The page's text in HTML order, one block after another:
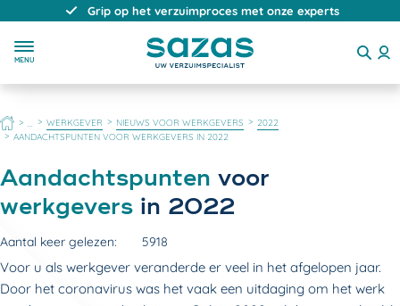
Direct, persoonlijk en deskundig advies
MENU
HOME WERKGEVER NIEUWS VOOR WERKGEVERS
2022
AANDACHTSPUNTEN VOOR WERKGEVERS IN 2022
Aandachtspunten voor
werkgevers in 2022
Aantal keer gelezen: 5918
Voor u als werkgever veranderde er veel in het afgelopen jaar.
Door het coronavirus was het vaak een uitdaging om het werk